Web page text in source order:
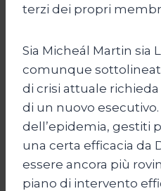
terzi dei propri
Sia Micheál Martin sia
comunque
di crisi attuale
di un nuovo
dell’epidemia, gestiti
una certa efficacia da
essere ancora più
piano di intervento